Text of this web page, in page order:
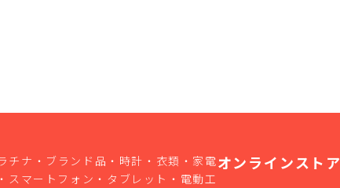
チナ・ブランド品・時計・衣類・家電
スマートフォン・タブレット・電動工
オンラインストア